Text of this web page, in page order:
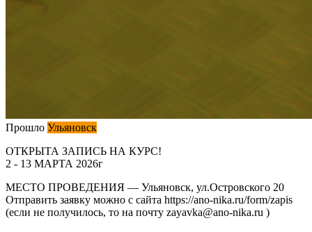
Прошло Ульяновск
ОТКРЫТА ЗАПИСЬ НА КУРС!
2 - 13 МАРТА 2026г
МЕСТО ПРОВЕДЕНИЯ — Ульяновск, ул.Островского 20
Отправить заявку можно с сайта https://ano-nika.ru/form/zapis
(если не получилось, то на почту zayavka@ano-nika.ru )